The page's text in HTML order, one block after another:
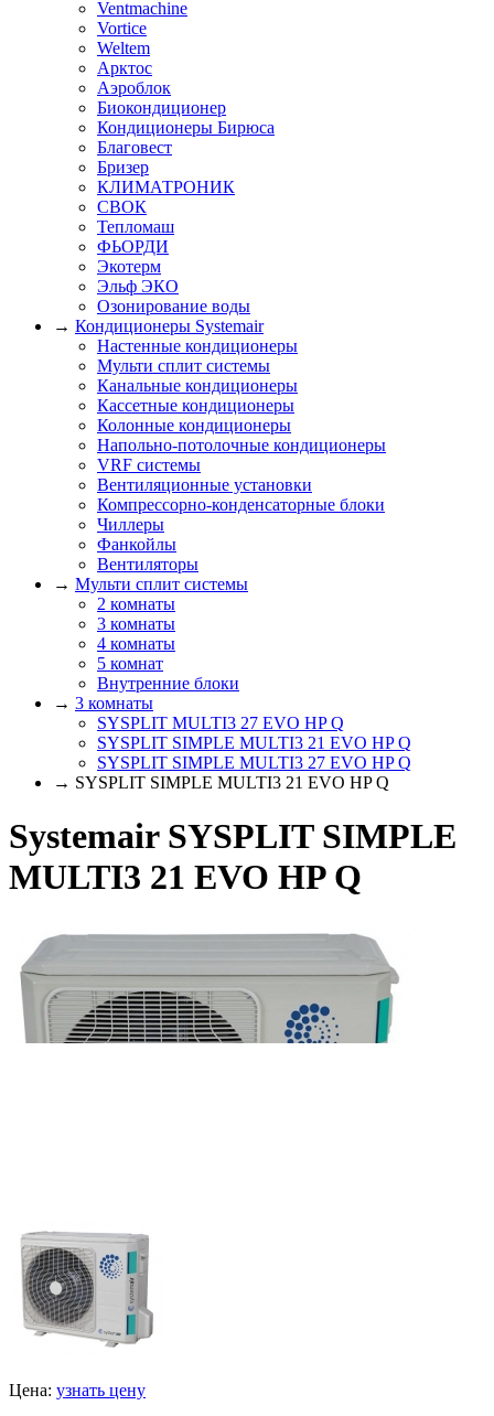
Ventmachine
Vortice
Weltem
Арктос
Аэроблок
Биокондиционер
Кондиционеры Бирюса
Благовест
Бризер
КЛИМАТРОНИК
СВОК
Тепломаш
ФЬОРДИ
Экотерм
Эльф ЭКО
Озонирование воды
→ Кондиционеры Systemair
Настенные кондиционеры
Мульти сплит системы
Канальные кондиционеры
Кассетные кондиционеры
Колонные кондиционеры
Напольно-потолочные кондиционеры
VRF системы
Вентиляционные установки
Компрессорно-конденсаторные блоки
Чиллеры
Фанкойлы
Вентиляторы
→ Мульти сплит системы
2 комнаты
3 комнаты
4 комнаты
5 комнат
Внутренние блоки
→ 3 комнаты
SYSPLIT MULTI3 27 EVO HP Q
SYSPLIT SIMPLE MULTI3 21 EVO HP Q
SYSPLIT SIMPLE MULTI3 27 EVO HP Q
→ SYSPLIT SIMPLE MULTI3 21 EVO HP Q
Systemair SYSPLIT SIMPLE
MULTI3 21 EVO HP Q
Цена: узнать цену